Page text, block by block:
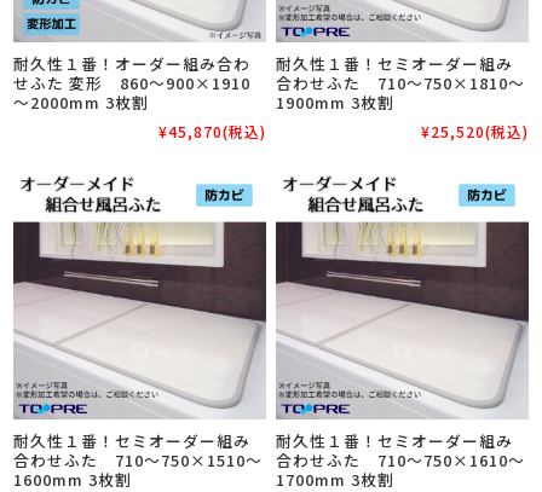
耐久性１番！オーダー組み合わ
せふた 変形 860～900×1910
～2000mm 3枚割
¥45,870(税込)
耐久性１番！セミオーダー組み
合わせふた 710～750×1810～
1900mm 3枚割
¥25,520(税込)
耐久性１番！セミオーダー組み
合わせふた 710～750×1510～
1600mm 3枚割
耐久性１番！セミオーダー組み
合わせふた 710～750×1610～
1700mm 3枚割